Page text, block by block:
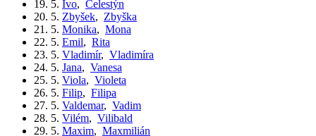
19. 5. Ivo, Celestýn
20. 5. Zbyšek, Zbyška
21. 5. Monika, Mona
22. 5. Emil, Rita
23. 5. Vladimír, Vladimíra
24. 5. Jana, Vanesa
25. 5. Viola, Violeta
26. 5. Filip, Filipa
27. 5. Valdemar, Vadim
28. 5. Vilém, Vilibald
29. 5. Maxim, Maxmilián